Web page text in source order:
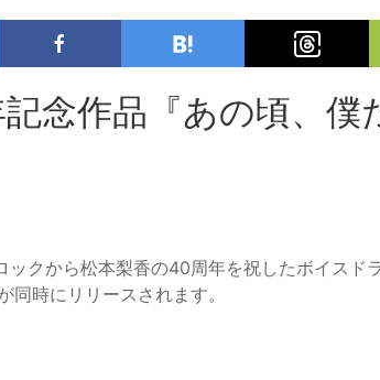
念作品『あの頃、僕
クから松本梨香の40周年を祝したボイスド
同時にリリースされます。